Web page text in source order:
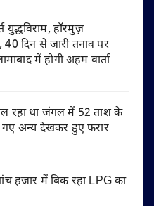
हॉरमुज़
दिन से जारी तनाव पर
में होगी अहम वार्ता
रहा था जंगल में 52 ताश के
अन्य देखकर हुए फरार
हजार में बिक रहा LPG का